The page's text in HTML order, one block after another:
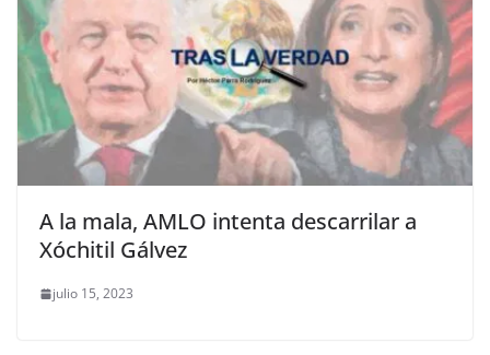
A la mala, AMLO intenta descarrilar a
Xóchitil Gálvez
julio 15, 2023